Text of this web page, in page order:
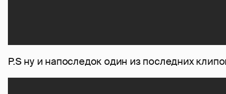
P.S ну и напоследок один из последних